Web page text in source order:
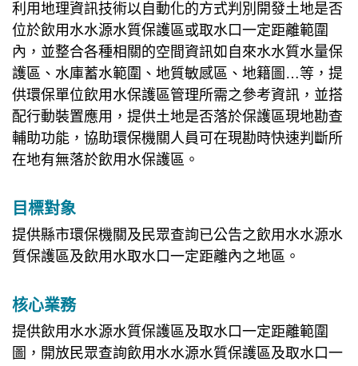
利用地理資訊技術以自動化的方式判別開發土地是否
位於飲用水水源水質保護區或取水口一定距離範圍
內，並整合各種相關的空間資訊如自來水水質水量保
護區、水庫蓄水範圍、地質敏感區、地籍圖…等，提
供環保單位飲用水保護區管理所需之參考資訊，並搭
配行動裝置應用，提供土地是否落於保護區現地勘查
輔助功能，協助環保機關人員可在現勘時快速判斷所
在地有無落於飲用水保護區。
目標對象
提供縣市環保機關及民眾查詢已公告之飲用水水源水
質保護區及飲用水取水口一定距離內之地區。
核心業務
提供飲用水水源水質保護區及取水口一定距離範圍
圖，開放民眾查詢飲用水水源水質保護區及取水口一